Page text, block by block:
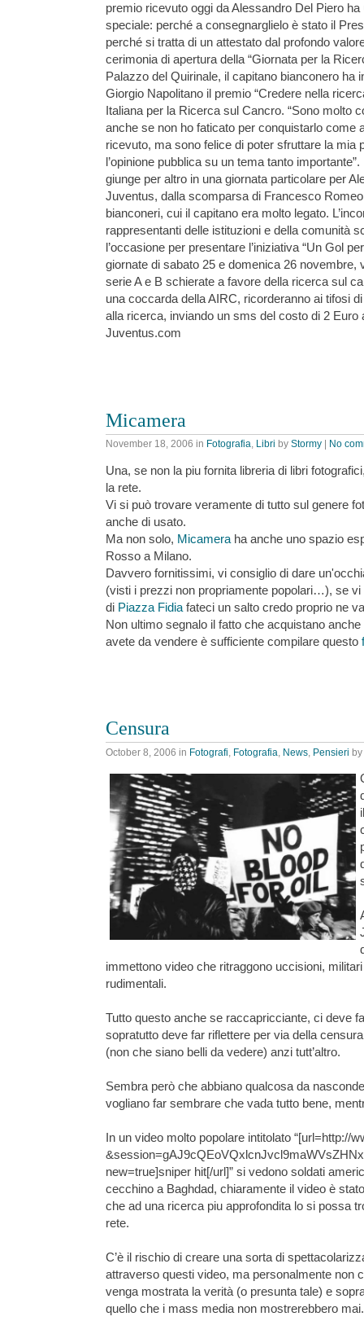
premio ricevuto oggi da Alessandro Del Piero
speciale: perché a consegnarglielo è stato il
perché si tratta di un attestato dal profondo
cerimonia di apertura della “Giornata per la
Palazzo del Quirinale, il capitano bianconero ha
Giorgio Napolitano il premio “Credere nella
Italiana per la Ricerca sul Cancro. “Sono molto
anche se non ho faticato per conquistarlo come
ricevuto, ma sono felice di poter sfruttare la mia
l’opinione pubblica su un tema tanto
giunge per altro in una giornata particolare per
Juventus, dalla scomparsa di Francesco
bianconeri, cui il capitano era molto legato.
rappresentanti delle istituzioni e della comunità
l’occasione per presentare l’iniziativa “Un Gol
giornate di sabato 25 e domenica 26 novembre,
serie A e B schierate a favore della ricerca sul
una coccarda della AIRC, ricorderanno ai tifosi
alla ricerca, inviando un sms del costo di 2 Euro
Juventus.com
Micamera
November 18, 2006 in Fotografia, Libri by Stormy No
Una, se non la piu fornita libreria di libri
la rete.
Vi si può trovare veramente di tutto sul genere
anche di usato.
Ma non solo, Micamera ha anche uno spazio
Rosso a Milano.
Davvero fornitissimi, vi consiglio di dare
(visti i prezzi non propriamente popolari…), se vi
di Piazza Fidia fateci un salto credo proprio ne
Non ultimo segnalo il fatto che acquistano
avete da vendere è sufficiente compilare questo
Censura
October 8, 2006 in Fotografi Fotografia News Pensieri by
immettono video che ritraggono uccisioni,
rudimentali.
Tutto questo anche se raccapricciante, ci deve
sopratutto deve far riflettere per via della
(non che siano belli da vedere) anzi tutt’altro.
Sembra però che abbiano qualcosa da
vogliano far sembrare che vada tutto bene,
In un video molto popolare intitolato “[url=http://
new=true]sniper hit[/url]” si vedono soldati
cecchino a Baghdad, chiaramente il video è
che ad una ricerca piu approfondita lo si possa
rete.
C’è il rischio di creare una sorta di
attraverso questi video, ma personalmente non
venga mostrata la verità (o presunta tale) e
quello che i mass media non mostrerebbero mai.